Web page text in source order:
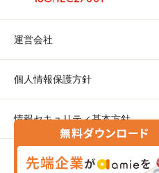
運営会社
個人情報保護方針
情報セキュリティ基本方針
クッキーポリシー